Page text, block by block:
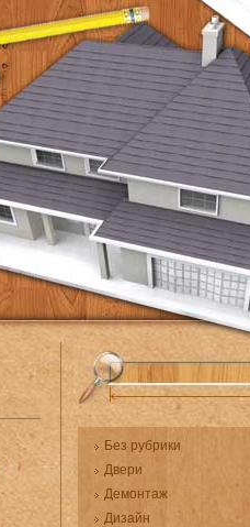
Без рубрики
Двери
Демонтаж
Дизайн